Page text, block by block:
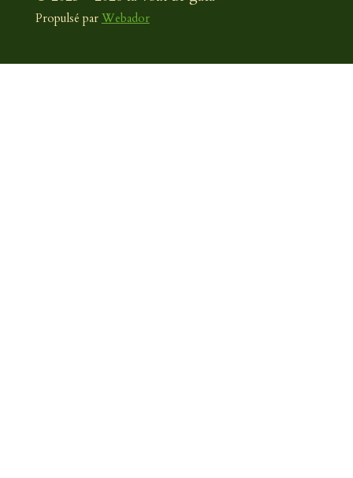
Propulsé par Webador